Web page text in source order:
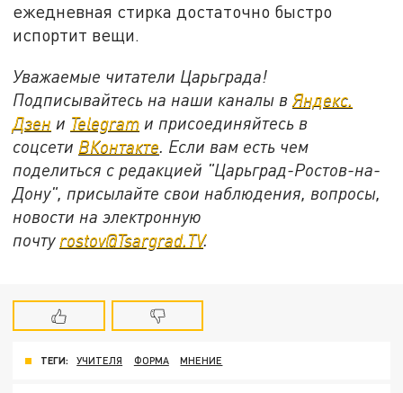
ежедневная стирка достаточно быстро
испортит вещи.
Уважаемые читатели Царьграда!
Подписывайтесь на наши каналы вЯндекс.
Дзен и Telegram и присоединяйтесь в
соцсети ВКонтакте. Если вам есть чем
поделиться с редакцией "Царьград-Ростов-на-
Дону", присылайте свои наблюдения, вопросы,
новости на электронную
почту rostov@Tsargrad.ТV.
ТЕГИ: УЧИТЕЛЯ ФОРМА МНЕНИЕ